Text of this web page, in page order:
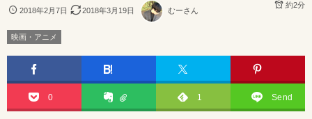
2018年2月7日 2018年3月19日 むーさん
約2分
映画・アニメ
0 1 Send